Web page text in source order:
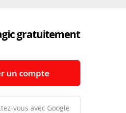
gratuitement
un compte
vous avec Google